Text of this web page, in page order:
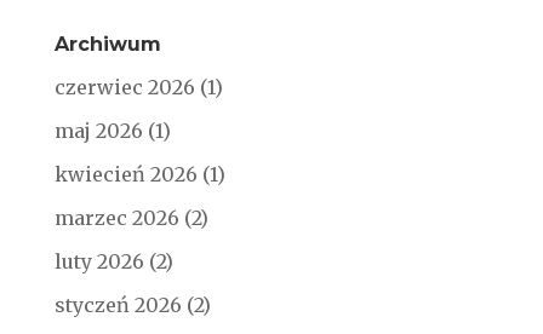
Archiwum
czerwiec 2026 (1)
maj 2026 (1)
kwiecień 2026 (1)
marzec 2026 (2)
luty 2026 (2)
styczeń 2026 (2)